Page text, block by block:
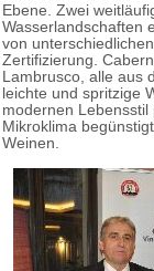
Ebene. Zwei
Wasserlandschaften
von
Zertifizierung.
Lambrusco, alle aus
leichte und spritzige
modernen
Mikroklima
Weinen.